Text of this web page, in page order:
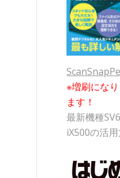
※増刷にな
ます！
最新機種
iX500の活